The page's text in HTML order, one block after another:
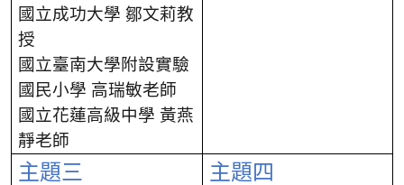
國立成功大學 鄒文莉教
授
國立臺南大學附設實驗
國民小學 高瑞敏老師
國立花蓮高級中學 黃燕
靜老師
主題三 主題四